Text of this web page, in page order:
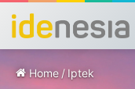
Home / Iptek